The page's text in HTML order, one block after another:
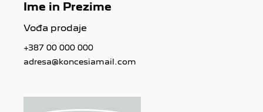
Ime in Prezime
Vođa prodaje
+387 00 000 000
adresa@koncesiamail.com